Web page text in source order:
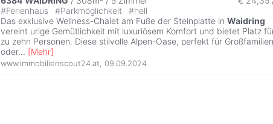
#Ferienhaus #Parkmöglichkeit #hell
Das exklusive Wellness-Chalet am Fuße der Steinplatte in Waidring
vereint urige Gemütlichkeit mit luxuriösem Komfort und bietet Platz
zu zehn Personen. Diese stilvolle Alpen-Oase, perfekt für Großfamilien
oder... [Mehr]
www.immobilienscout24.at 09.09.2024